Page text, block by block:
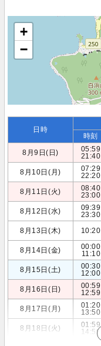
+
−
日時
時刻
8月9日(日)
05:59
21:40
8月10日(月)
07:29
22:20
8月11日(火)
08:40
23:00
8月12日(水)
09:39
23:30
8月13日(木) 10:20
8月14日(金)
00:00
11:10
8月15日(土)
00:30
12:00
8月16日(日)
00:59
12:59
8月17日(月)
01:20
13:50
8月18日(火)
01:59
14:59